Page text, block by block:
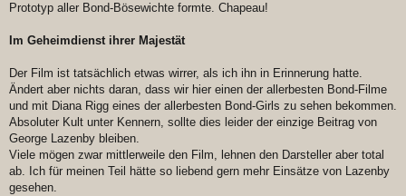
Prototyp aller Bond-Bösewichte formte. Chapeau!
Im Geheimdienst ihrer Majestät
Der Film ist tatsächlich etwas wirrer, als ich ihn in Erinnerung hatte.
Ändert aber nichts daran, dass wir hier einen der allerbesten Bond-Filme
und mit Diana Rigg eines der allerbesten Bond-Girls zu sehen bekommen.
Absoluter Kult unter Kennern, sollte dies leider der einzige Beitrag von
George Lazenby bleiben.
Viele mögen zwar mittlerweile den Film, lehnen den Darsteller aber total
ab. Ich für meinen Teil hätte so liebend gern mehr Einsätze von Lazenby
gesehen.